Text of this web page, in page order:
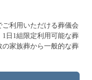
利用いただける葬儀会
1日1組限定利用可能な葬
の家族葬から一般的な葬